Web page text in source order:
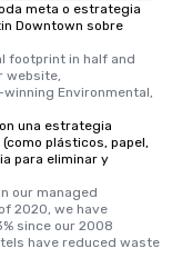
meta o estrategia
Downtown sobre
footprint in half and
website,
Environmental,
una estrategia
plásticos, papel,
para eliminar y
our managed
2020, we have
since our 2008
have reduced waste